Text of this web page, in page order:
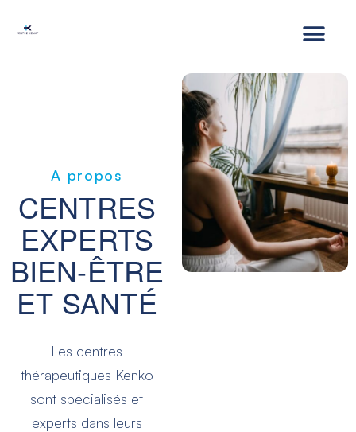
A propos
CENTRES
EXPERTS
BIEN-ÊTRE
ET SANTÉ
Les centres
thérapeutiques Kenko
sont spécialisés et
experts dans leurs